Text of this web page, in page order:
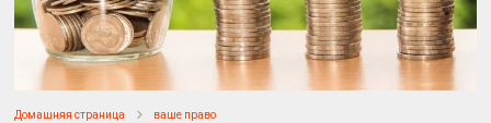
Домашняя страница ваше право